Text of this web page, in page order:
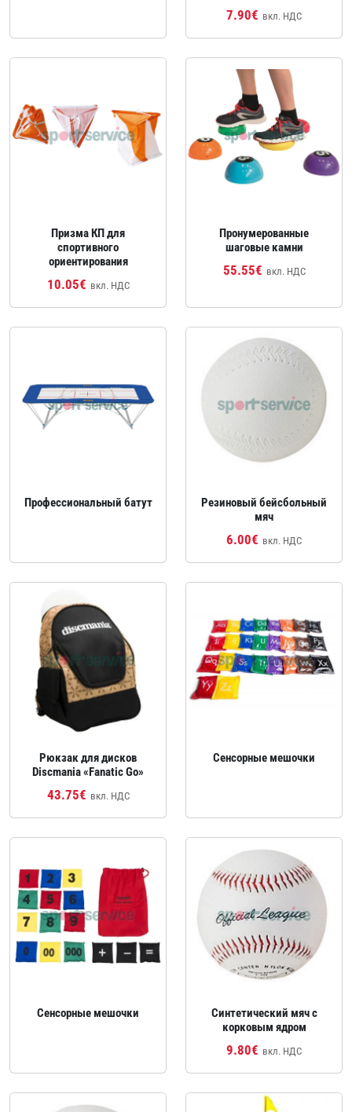
7.90€ вкл. НДС
Призма КП для
спортивного
ориентирования
10.05€ вкл. НДС
Пронумерованные
шаговые камни
55.55€ вкл. НДС
Профессиональный батут
Резиновый бейсбольный
мяч
6.00€ вкл. НДС
Рюкзак для дисков
Discmania «Fanatic Go»
43.75€ вкл. НДС
Сенсорные мешочки
Сенсорные мешочки
Синтетический мяч с
корковым ядром
9.80€ вкл. НДС